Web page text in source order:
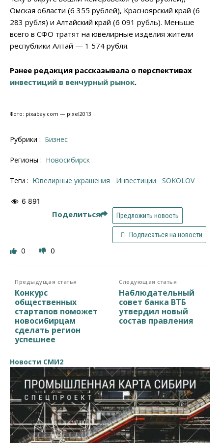
Омская области (6 355 рублей), Красноярский край (6
283 рубля) и Алтайский край (6 091 рубль). Меньше
всего в СФО тратят на ювелирные изделия жители
республики Алтай — 1 574 рубля.
Ранее редакция рассказывала о перспективах
инвестиций в венчурный рынок.
Фото: pixabay.com — pixel2013
Рубрики : Бизнес
Регионы : Новосибирск
Теги : ювелирные украшения инвестиции SOKOLOV
6 891
Поделиться Предложить новость
Подписаться на новости
0 0
Предыдущая статья
Конкурс
общественных
стартапов поможет
новосибирцам
сделать регион
успешнее
Следующая статья
Наблюдательный
совет банка ВТБ
утвердил новый
состав правления
Новости СМИ2